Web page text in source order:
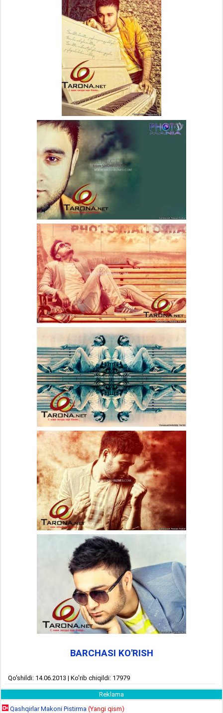
BARCHASI KO'RISH
Qo'shildi: 14.06.2013 | Ko'rib chiqildi: 17979
Reklama
Qashqirlar Makoni Pistirma (Yangi qism)